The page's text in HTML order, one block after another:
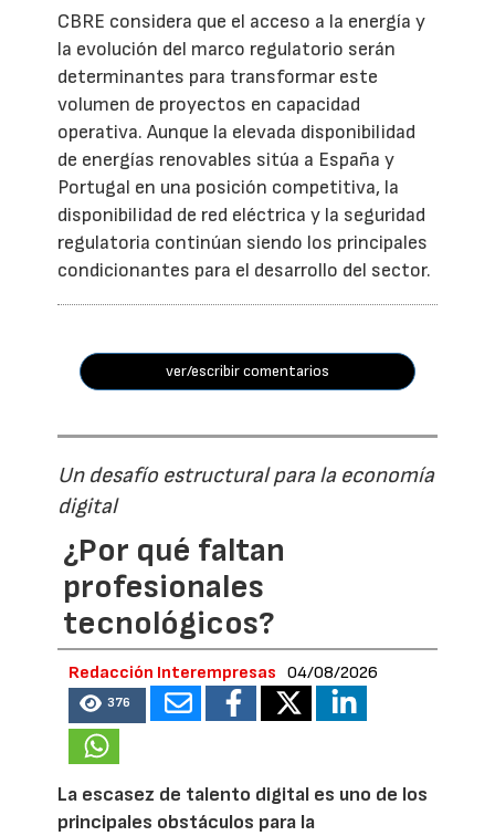
CBRE considera que el acceso a la energía y
la evolución del marco regulatorio serán
determinantes para transformar este
volumen de proyectos en capacidad
operativa. Aunque la elevada disponibilidad
de energías renovables sitúa a España y
Portugal en una posición competitiva, la
disponibilidad de red eléctrica y la seguridad
regulatoria continúan siendo los principales
condicionantes para el desarrollo del sector.
ver/escribir comentarios
Un desafío estructural para la economía
digital
¿Por qué faltan
profesionales
tecnológicos?
Redacción Interempresas 04/08/2026
376
La escasez de talento digital es uno de los
principales obstáculos para la